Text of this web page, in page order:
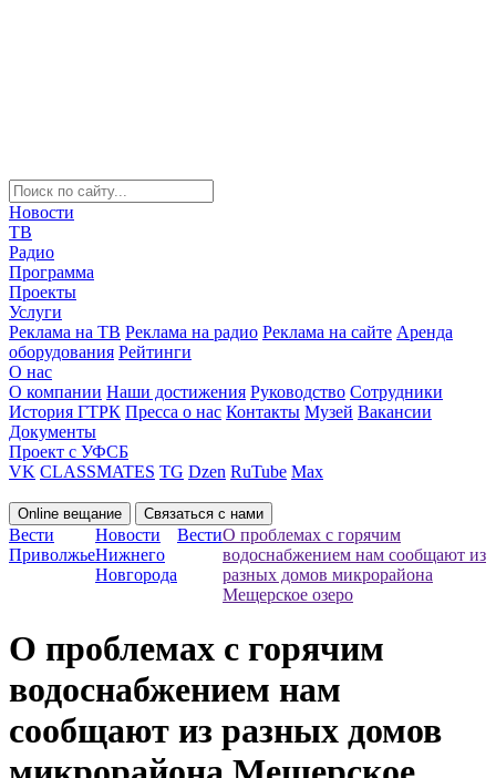
Новости
ТВ
Радио
Программа
Проекты
Услуги
Реклама на ТВ Реклама на радио Реклама на сайте Аренда
оборудования Рейтинги
О нас
О компании Наши достижения Руководство Сотрудники
История ГТРК Пресса о нас Контакты Музей Вакансии
Документы
Проект с УФСБ
VK CLASSMATES TG Dzen RuTube Max
Online вещание Связаться с нами
Вести
Приволжье
Новости
Нижнего
Новгорода
ВестиО проблемах с горячим
водоснабжением нам сообщают из
разных домов микрорайона
Мещерское озеро
О проблемах с горячим
водоснабжением нам
сообщают из разных домов